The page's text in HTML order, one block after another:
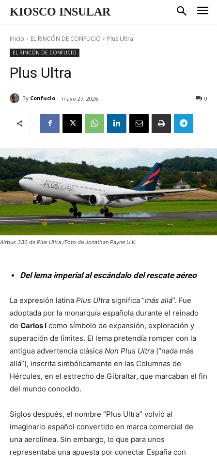
KIOSCO INSULAR
Inicio EL RINCÓN DE CONFUCIO Plus Ultra
EL RINCÓN DE CONFUCIO
Plus Ultra
By Confucio mayo 27, 2026 0
Airbus 330 de Plus Ultra./Foto de Jonathan Payne U.K.
Del lema imperial al escándalo del rescate aéreo
La expresión latina Plus Ultra significa “más allá”. Fue
adoptada por la monarquía española durante el reinado
de Carlos I como símbolo de expansión, exploración y
superación de límites. El lema pretendía romper con la
antigua advertencia clásica Non Plus Ultra (“nada más
allá”), inscrita simbólicamente en las Columnas de
Hércules, en el estrecho de Gibraltar, que marcaban el fin
del mundo conocido.
Siglos después, el nombre “Plus Ultra” volvió al
imaginario español convertido en marca comercial de
una aerolínea. Sin embargo, lo que para unos
representaba una apuesta por conectar España con